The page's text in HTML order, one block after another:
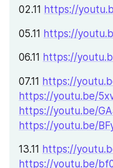
02.11 https://
05.11 https://
06.11 https://
07.11 https://
https://youtu.be/
https://youtu.be/
https://youtu.be/
13.11 https://
https://youtu.be/